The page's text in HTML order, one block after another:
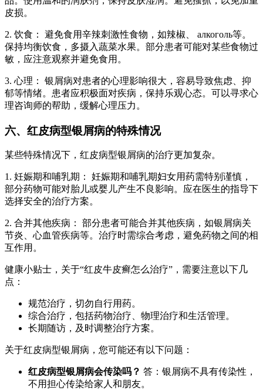
皮损。
2. 饮食： 避免食用辛辣刺激性食物，如辣椒、 алкоголь等。
保持均衡饮食，多摄入蔬菜水果。部分患者可能对某些食物过
敏，应注意观察并避免食用。
3. 心理： 银屑病对患者的心理影响很大，容易导致焦虑、抑
郁等情绪。患者应积极面对疾病，保持乐观心态。可以寻求心
理咨询师的帮助，缓解心理压力。
六、红皮病型银屑病的特殊情况
某些特殊情况下，红皮病型银屑病的治疗更加复杂。
1. 妊娠期和哺乳期： 妊娠期和哺乳期妇女用药需特别谨慎，
部分药物可能对胎儿或婴儿产生不良影响。应在医生的指导下
选择安全的治疗方案。
2. 合并其他疾病： 部分患者可能合并其他疾病，如银屑病关
节炎、心血管疾病等。治疗时需综合考虑，避免药物之间的相
互作用。
健康小贴士，关于“红皮牛皮癣怎么治疗”，需要注意以下几
点：
规范治疗，切勿自行用药。
综合治疗，包括药物治疗、物理治疗和生活管理。
长期随访，及时调整治疗方案。
关于红皮病型银屑病，您可能还有以下问题：
红皮病型银屑病会传染吗？ 答：银屑病不具有传染性，
不用担心传染给家人和朋友。